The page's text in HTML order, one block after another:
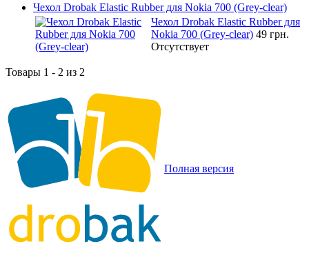
Чехол Drobak Elastic Rubber для Nokia 700 (Grey-clear)
Чехол Drobak Elastic Rubber для
Nokia 700 (Grey-clear) 49 грн.
Отсутствует
Товары 1 - 2 из 2
Полная версия